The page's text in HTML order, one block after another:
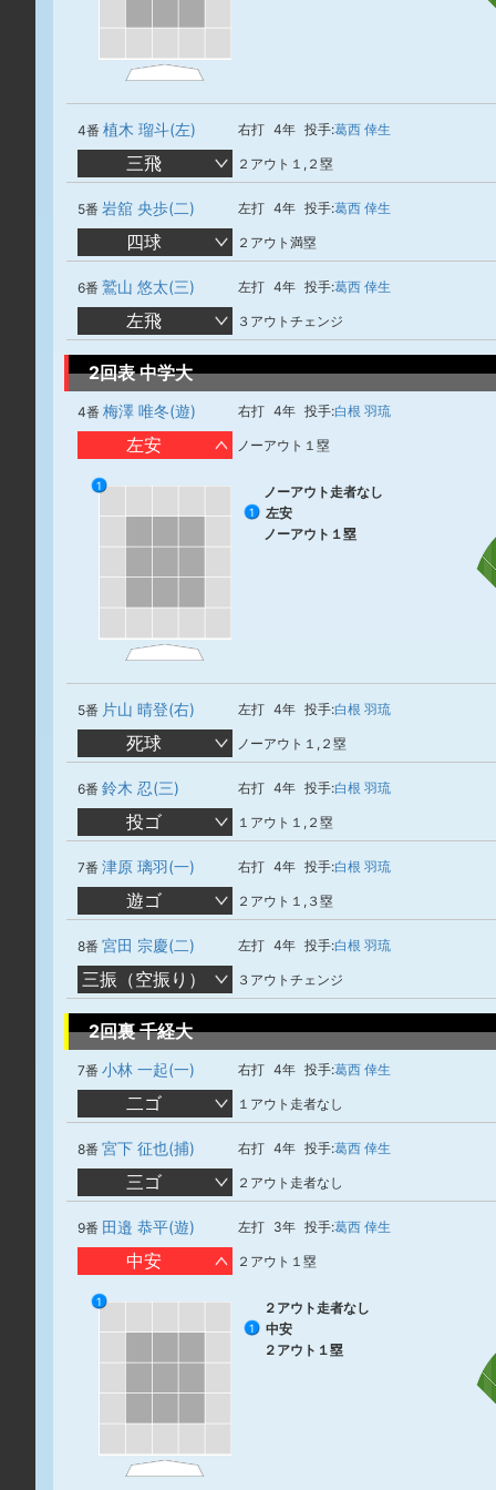
4番 植木 瑠斗(左) 右打 4年 投手:葛西 倖生
三飛 ２アウト１,２塁
5番 岩舘 央歩(二) 左打 4年 投手:葛西 倖生
四球 ２アウト満塁
6番 鷲山 悠太(三) 左打 4年 投手:葛西 倖生
左飛 ３アウトチェンジ
2回表 中学大
4番 梅澤 唯冬(遊) 右打 4年 投手:白根 羽琉
左安 ノーアウト１塁
1 ノーアウト走者なし
1
左安
ノーアウト１塁
5番 片山 晴登(右) 左打 4年 投手:白根 羽琉
死球 ノーアウト１,２塁
6番 鈴木 忍(三) 右打 4年 投手:白根 羽琉
投ゴ １アウト１,２塁
7番 津原 璃羽(一) 右打 4年 投手:白根 羽琉
遊ゴ ２アウト１,３塁
8番 宮田 宗慶(二) 左打 4年 投手:白根 羽琉
三振（空振り） ３アウトチェンジ
2回裏 千経大
7番 小林 一起(一) 右打 4年 投手:葛西 倖生
二ゴ １アウト走者なし
8番 宮下 征也(捕) 右打 4年 投手:葛西 倖生
三ゴ ２アウト走者なし
9番 田邉 恭平(遊) 左打 3年 投手:葛西 倖生
中安 ２アウト１塁
1 ２アウト走者なし
1
中安
２アウト１塁